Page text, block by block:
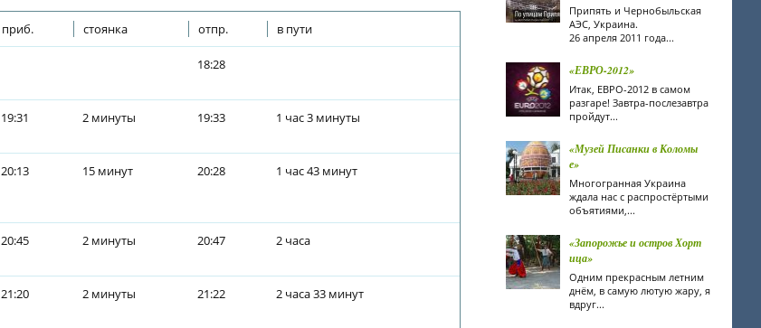
приб. стоянка отпр. в пути
18:28
19:31 2 минуты 19:33 1 час 3 минуты
20:13 15 минут 20:28 1 час 43 минут
20:45 2 минуты 20:47 2 часа
21:20 2 минуты 21:22 2 часа 33 минут
Припять и Чернобыльская
АЭС, Украина.
26 апреля 2011 года...
«ЕВРО-2012»
Итак, ЕВРО-2012 в самом
разгаре! Завтра-послезавтра
пройдут...
«Музей Писанки в Коломы
е»
Многогранная Украина
ждала нас с распростёртыми
объятиями,...
«Запорожье и остров Хорт
ица»
Одним прекрасным летним
днём, в самую лютую жару, я
вдруг...